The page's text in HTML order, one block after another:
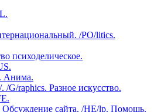
/PO/litics.
психоделическое.
Анима.
/G/raphics. Разное искусство.
сайта. /HE/lp. Помощь.